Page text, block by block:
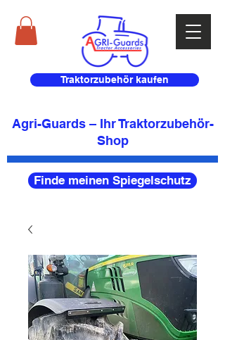
Traktorzubehör kaufen
Agri-Guards – Ihr Traktorzubehör-
Shop
Finde meinen Spiegelschutz